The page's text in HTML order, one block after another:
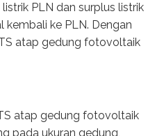
PLN dan surplus listrik
kembali ke PLN. Dengan
atap gedung fotovoltaik
atap gedung fotovoltaik
pada ukuran gedung,